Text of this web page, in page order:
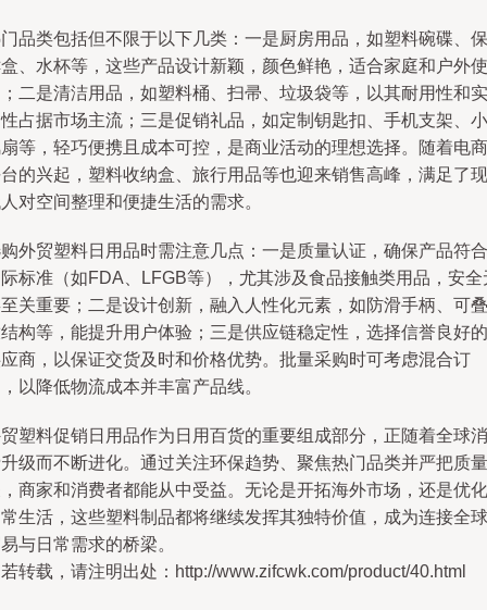
品类包括但不限于以下几类：一是厨房用品，如塑料碗碟、保
、水杯等，这些产品设计新颖，颜色鲜艳，适合家庭和户外使
二是清洁用品，如塑料桶、扫帚、垃圾袋等，以其耐用性和实
占据市场主流；三是促销礼品，如定制钥匙扣、手机支架、小
等，轻巧便携且成本可控，是商业活动的理想选择。随着电商
的兴起，塑料收纳盒、旅行用品等也迎来销售高峰，满足了现
对空间整理和便捷生活的需求。
外贸塑料日用品时需注意几点：一是质量认证，确保产品符合
标准（如FDA、LFGB等），尤其涉及食品接触类用品，安全
关重要；二是设计创新，融入人性化元素，如防滑手柄、可叠
构等，能提升用户体验；三是供应链稳定性，选择信誉良好的
商，以保证交货及时和价格优势。批量采购时可考虑混合订
以降低物流成本并丰富产品线。
塑料促销日用品作为日用百货的重要组成部分，正随着全球消
级而不断进化。通过关注环保趋势、聚焦热门品类并严把质量
商家和消费者都能从中受益。无论是开拓海外市场，还是优化
生活，这些塑料制品都将继续发挥其独特价值，成为连接全球
与日常需求的桥梁。
转载，请注明出处：http://www.zifcwk.com/product/40.html